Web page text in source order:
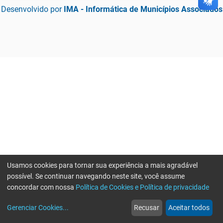
Desenvolvido por IMA - Informática de Municípios Associados
web
Notícias
more_horiz
Mais
Usamos cookies para tornar sua experiência a mais agradável
possível. Se continuar navegando neste site, você assume
concordar com nossa Política de Cookies e Política de privacidade
Gerenciar Cookies... Recusar Aceitar todos